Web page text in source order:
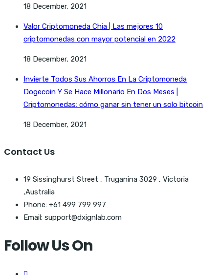
18 December, 2021
Valor Criptomoneda Chia | Las mejores 10
criptomonedas con mayor potencial en 2022
18 December, 2021
Invierte Todos Sus Ahorros En La Criptomoneda
Dogecoin Y Se Hace Millonario En Dos Meses |
Criptomonedas: cómo ganar sin tener un solo bitcoin
18 December, 2021
Contact Us
19 Sissinghurst Street , Truganina 3029 , Victoria
,Australia
Phone: +61 499 799 997
Email: support@dxignlab.com
Follow Us On